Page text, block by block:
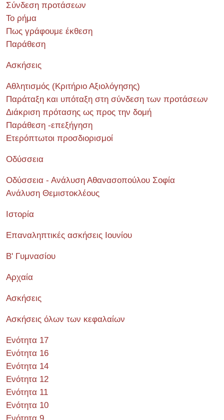
Σύνδεση προτάσεων
Το ρήμα
Πως γράφουμε έκθεση
Παράθεση
Ασκήσεις
Αθλητισμός (Κριτήριο Αξιολόγησης)
Παράταξη και υπόταξη στη σύνδεση των προτάσεων
Διάκριση πρότασης ως προς την δομή
Παράθεση -επεξήγηση
Ετερόπτωτοι προσδιορισμοί
Οδύσσεια
Οδύσσεια - Ανάλυση Αθανασοπούλου Σοφία
Ανάλυση Θεμιστοκλέους
Ιστορία
Επαναληπτικές ασκήσεις Ιουνίου
Β' Γυμνασίου
Αρχαία
Ασκήσεις
Ασκήσεις όλων των κεφαλαίων
Ενότητα 17
Ενότητα 16
Ενότητα 14
Ενότητα 12
Ενότητα 11
Ενότητα 10